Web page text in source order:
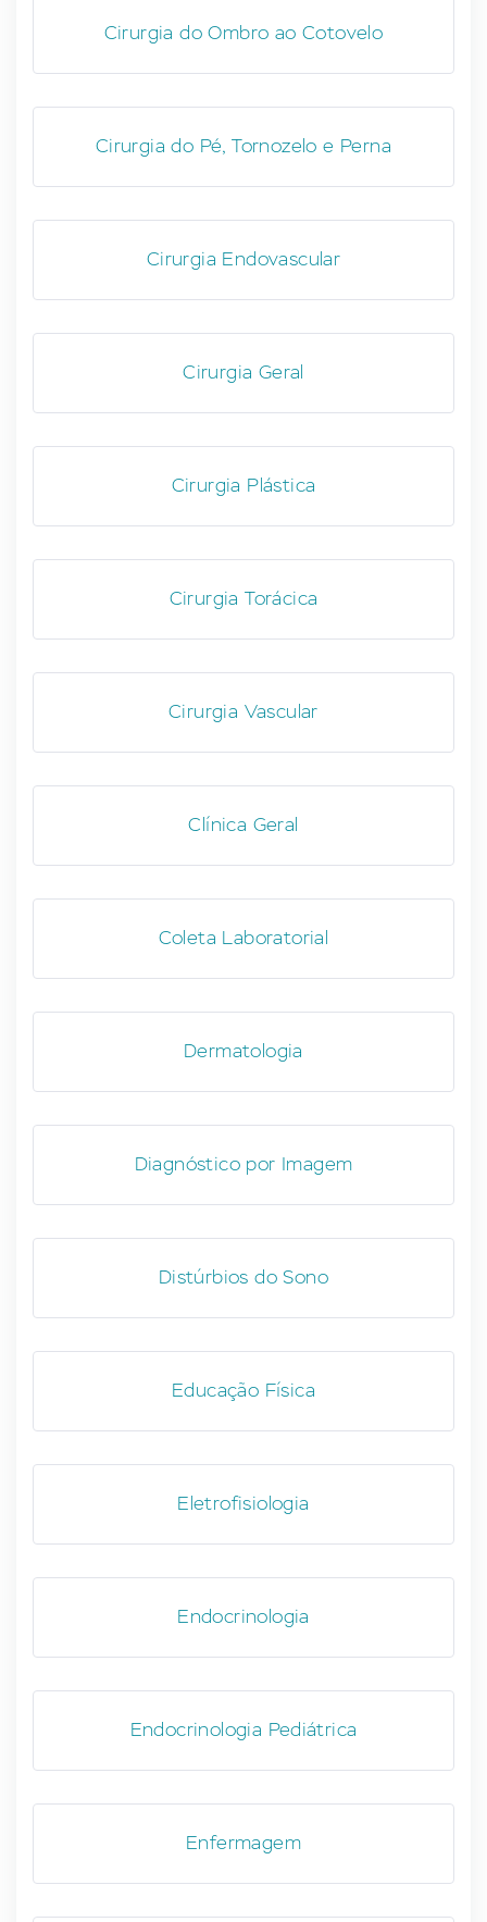
Cirurgia do Ombro ao Cotovelo
Cirurgia do Pé, Tornozelo e Perna
Cirurgia Endovascular
Cirurgia Geral
Cirurgia Plástica
Cirurgia Torácica
Cirurgia Vascular
Clínica Geral
Coleta Laboratorial
Dermatologia
Diagnóstico por Imagem
Distúrbios do Sono
Educação Física
Eletrofisiologia
Endocrinologia
Endocrinologia Pediátrica
Enfermagem